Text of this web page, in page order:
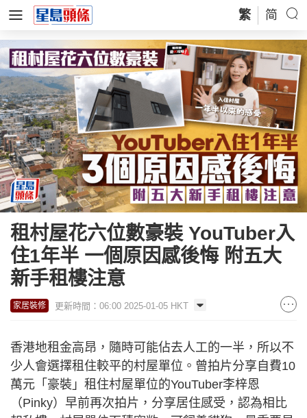
繁 简
租村屋花六位數豪裝 YouTuber入
住1年半 一個原因感後悔 附五大
新手租樓注意
家居裝修 更新時間：06:00 2025-01-05 HKT
香港地租金高昂，隨時可能佔去人工的一半，所以不
少人會選擇租住較平的村屋單位。曾拍片分享自費10
萬元「豪裝」租住村屋單位的YouTuber李梓恩
（Pinky）早前再次拍片，分享居住感受，認為相比